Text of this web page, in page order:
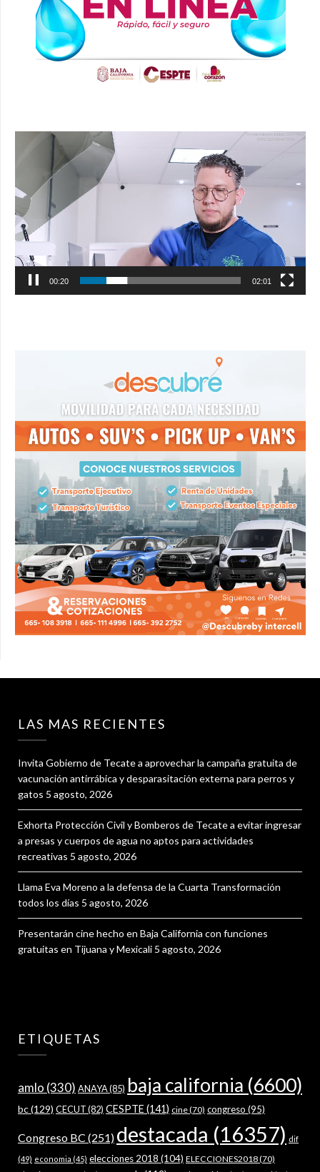
Reproductor
00:21 02:01
LAS MAS RECIENTES
Invita Gobierno de Tecate a aprovechar la campaña gratuita de
vacunación antirrábica y desparasitación externa para perros y
gatos 5 agosto, 2026
Exhorta Protección Civil y Bomberos de Tecate a evitar ingresar
a presas y cuerpos de agua no aptos para actividades
recreativas 5 agosto, 2026
Llama Eva Moreno a la defensa de la Cuarta Transformación
todos los días 5 agosto, 2026
Presentarán cine hecho en Baja California con funciones
gratuitas en Tijuana y Mexicali 5 agosto, 2026
ETIQUETAS
amlo (330) ANAYA(85) baja california (6600)
bc(129) CECUT(82) CESPTE (141) cine(70) congreso (95)
Congreso BC (251) destacada (16357) dif
(49) economia (45) elecciones 2018 (104) ELECCIONES2018(70)